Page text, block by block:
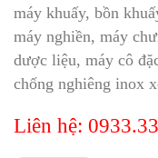
máy khuấy, bồn
máy nghiền, máy
dược liệu, máy cô
chống nghiêng inox
Liên hệ: